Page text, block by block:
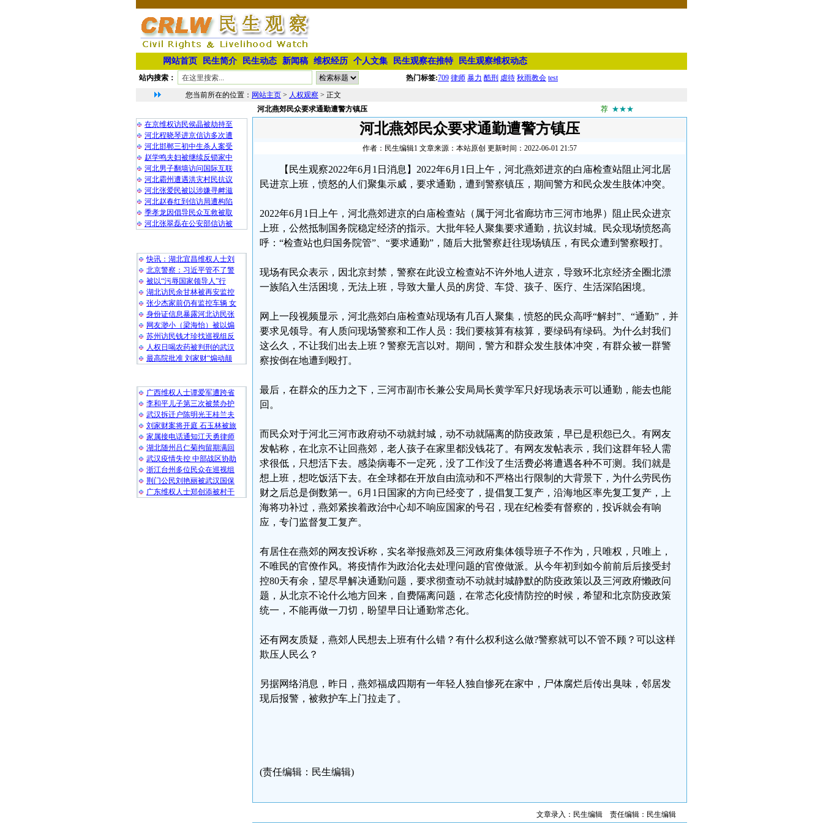
网站首页 民生简介 民生动态 新闻稿 维权经历 个人文集 民生观察在推特 民生观察维权动态
站内搜索： 热门标签:709 律师 暴力 酷刑 虐待 秋雨教会 test
您当前所在的位置： 网站主页 > 人权观察 > 正文
在京维权访民侯晶被劫持至
河北程晓琴进京信访多次遭
河北邯郸三初中生杀人案受
赵学鸣夫妇被继续反锁家中
河北男子翻墙访问国际互联
河北霸州遭遇洪灾村民抗议
河北张爱民被以涉嫌寻衅滋
河北赵春红到信访局遭构陷
季孝龙因倡导民众互救被取
河北张翠磊在公安部信访被
快讯：湖北宜昌维权人士刘
北京警察：习近平管不了警
被以“污辱国家领导人”行
湖北访民余甘林被再安监控
张少杰家前仍有监控车辆 女
身份证信息暴露河北访民张
网友渺小（梁海怡）被以煽
苏州访民钱才珍找巡视组反
人权日喝农药被判刑的武汉
最高院批准 刘家财“煽动颠
广西维权人士谭爱军遭跨省
李和平儿子第三次被禁办护
武汉拆迁户陈明光王桂兰夫
刘家财案将开庭 石玉林被旅
家属接电话通知江天勇律师
湖北随州吕仁菊拘留期满回
武汉疫情失控 中部战区协助
浙江台州多位民众在巡视组
荆门公民刘艳丽被武汉国保
广东维权人士郑创添被村干
河北燕郊民众要求通勤遭警方镇压 荐 ★★★
河北燕郊民众要求通勤遭警方镇压
作者：民生编辑1 文章来源：本站原创 更新时间：2022-06-01 21:57
【民生观察2022年6月1日消息】2022年6月1日上午，河北燕郊进京的白庙检查站阻止河北居
民进京上班，愤怒的人们聚集示威，要求通勤，遭到警察镇压，期间警方和民众发生肢体冲突。
2022年6月1日上午，河北燕郊进京的白庙检查站（属于河北省廊坊市三河市地界）阻止民众进京
上班，公然抵制国务院稳定经济的指示。大批年轻人聚集要求通勤，抗议封城。民众现场愤怒高
呼：“检查站也归国务院管”、“要求通勤”，随后大批警察赶往现场镇压，有民众遭到警察殴打。
现场有民众表示，因北京封禁，警察在此设立检查站不许外地人进京，导致环北京经济全圈北漂
一族陷入生活困境，无法上班，导致大量人员的房贷、车贷、孩子、医疗、生活深陷困境。
网上一段视频显示，河北燕郊白庙检查站现场有几百人聚集，愤怒的民众高呼“解封”、“通勤”，并
要求见领导。有人质问现场警察和工作人员：我们要核算有核算，要绿码有绿码。为什么封我们
这么久，不让我们出去上班？警察无言以对。期间，警方和群众发生肢体冲突，有群众被一群警
察按倒在地遭到殴打。
最后，在群众的压力之下，三河市副市长兼公安局局长黄学军只好现场表示可以通勤，能去也能
回。
而民众对于河北三河市政府动不动就封城，动不动就隔离的防疫政策，早已是积怨已久。有网友
发帖称，在北京不让回燕郊，老人孩子在家里都没钱花了。有网友发帖表示，我们这群年轻人需
求很低，只想活下去。感染病毒不一定死，没了工作没了生活费必将遭遇各种不可测。我们就是
想上班，想吃饭活下去。在全球都在开放自由流动和不严格出行限制的大背景下，为什么劳民伤
财之后总是倒数第一。6月1日国家的方向已经变了，提倡复工复产，沿海地区率先复工复产，上
海将功补过，燕郊紧挨着政治中心却不响应国家的号召，现在纪检委有督察的，投诉就会有响
应，专门监督复工复产。
有居住在燕郊的网友投诉称，实名举报燕郊及三河政府集体领导班子不作为，只唯权，只唯上，
不唯民的官僚作风。将疫情作为政治化去处理问题的官僚做派。从今年初到如今前前后后接受封
控80天有余，望尽早解决通勤问题，要求彻查动不动就封城静默的防疫政策以及三河政府懒政问
题，从北京不论什么地方回来，自费隔离问题，在常态化疫情防控的时候，希望和北京防疫政策
统一，不能再做一刀切，盼望早日让通勤常态化。
还有网友质疑，燕郊人民想去上班有什么错？有什么权利这么做?警察就可以不管不顾？可以这样
欺压人民么？
另据网络消息，昨日，燕郊福成四期有一年轻人独自惨死在家中，尸体腐烂后传出臭味，邻居发
现后报警，被救护车上门拉走了。
(责任编辑：民生编辑)
文章录入：民生编辑 责任编辑：民生编辑